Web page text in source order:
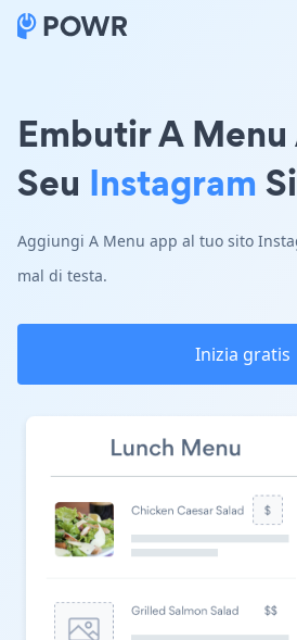
Embutir A Menu
Seu Instagram
Aggiungi A Menu app al tuo sito
mal di testa.
Inizia gratis